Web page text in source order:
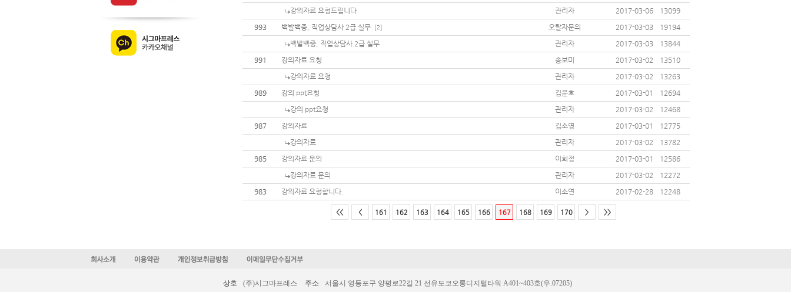
강의자료 요청드립니다
관리자 2017-03-06
13099
993
백발백중, 직업상담사 2급 실무 [2] 오탈자문의 2017-03-03
19194
백발백중, 직업상담사 2급 실무
관리자 2017-03-03
13844
991
강의자료 요청 송보미 2017-03-02
13510
강의자료 요청
관리자 2017-03-02
13263
989
강의 ppt요청 김윤호 2017-03-01
12694
강의 ppt요청
관리자 2017-03-02
12468
987
강의자료 김소영 2017-03-01
12775
강의자료
관리자 2017-03-02
13782
985
강의자료 문의 이희정 2017-03-01
12586
강의자료 문의
관리자 2017-03-02
12272
983
강의자료 요청합니다. 이소연 2017-02-28 12248
<< < 161 162 163 164 165 166 167 168 169 170 > >>
상호 (주)시그마프레스 주소
서울시 영등포구 양평로22길 21 선유도코오롱디지털타워 A401~403호(우.07205)